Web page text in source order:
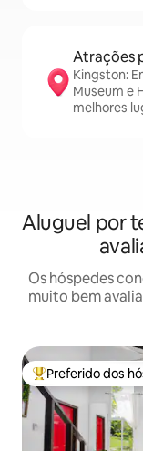
Atrações
Kingston:
Museum e
melhores
Aluguel por
Os hóspedes
muito bem
Entre os melhores
Preferido dos